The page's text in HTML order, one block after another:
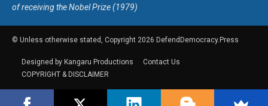
of receiving the Nobel Prize (1979)
© Unless otherwise stated, Copyright 2026 DefendDemocracy.Press
Designed by Kangaru Productions
Contact Us
COPYRIGHT & DISCLAIMER